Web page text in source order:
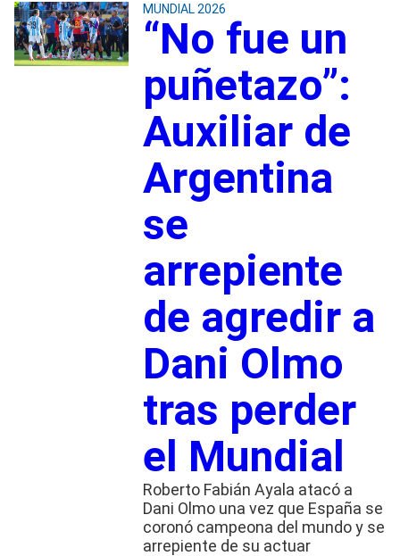
MUNDIAL 2026
“No fue un
puñetazo”:
Auxiliar de
Argentina
se
arrepiente
de agredir a
Dani Olmo
tras perder
el Mundial
Roberto Fabián Ayala atacó a
Dani Olmo una vez que España se
coronó campeona del mundo y se
arrepiente de su actuar